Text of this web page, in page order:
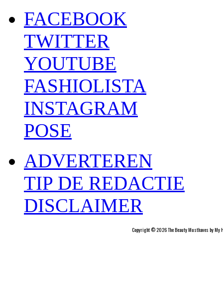
FACEBOOK
TWITTER
YOUTUBE
FASHIOLISTA
INSTAGRAM
POSE
ADVERTEREN
TIP DE REDACTIE
DISCLAIMER
Copyright © 2026 The Beauty Musthaves by My